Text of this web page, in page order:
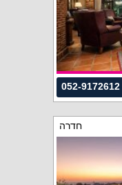
052-9172612
חדרה